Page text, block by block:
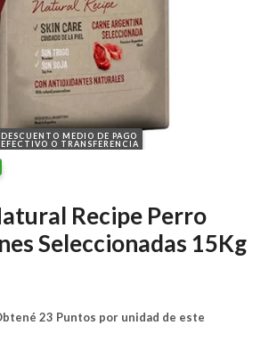
DESCUENTO MEDIO DE PAGO
EFECTIVO O TRANSFERENCIA
Recipe Perro
Seleccionadas 15Kg
23 Puntos por unidad de este